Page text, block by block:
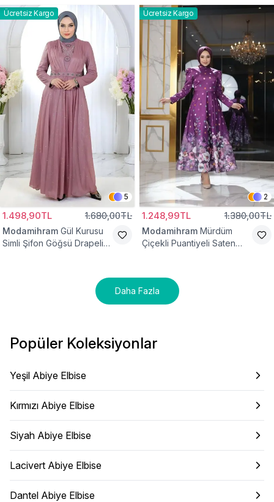
Ücretsiz Kargo
5
1.498,90TL 1.680,00TL
Modamihram Gül Kurusu
Simli Şifon Göğsü Drapeli
Ücretsiz Kargo
2
1.248,99TL 1.380,00TL
Modamihram Mürdüm
Çiçekli Puantiyeli Saten
Daha Fazla
Popüler Koleksiyonlar
Yeşil Abiye Elbise
Kırmızı Abiye Elbise
Siyah Abiye Elbise
Lacivert Abiye Elbise
Dantel Abiye Elbise